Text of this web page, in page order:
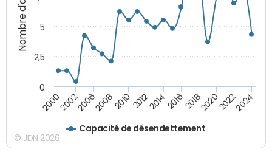
Capacité de désendettement
20002002200620082010 2012201420162018202020222024
0
2,5
5
© JDN 2026